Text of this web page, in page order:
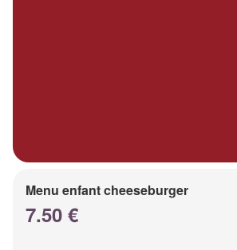
Menu enfant cheeseburger
7.50 €